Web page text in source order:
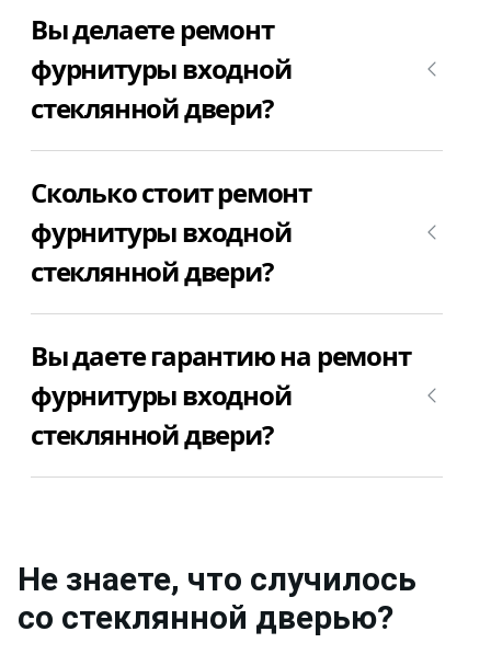
Вы делаете ремонт
фурнитуры входной
стеклянной двери?
входной стеклянной двери.
Сколько стоит ремонт
фурнитуры входной
стеклянной двери?
двери зависит от того, что именно сломалось.
Позвоните +7(812)9563854 и уточните сколько
будет стоить ремонт фурнитуры входной
стеклянной двери в Вашей случае.
Вы даете гарантию на ремонт
фурнитуры входной
стеклянной двери?
Не знаете, что случилось
со стеклянной дверью?